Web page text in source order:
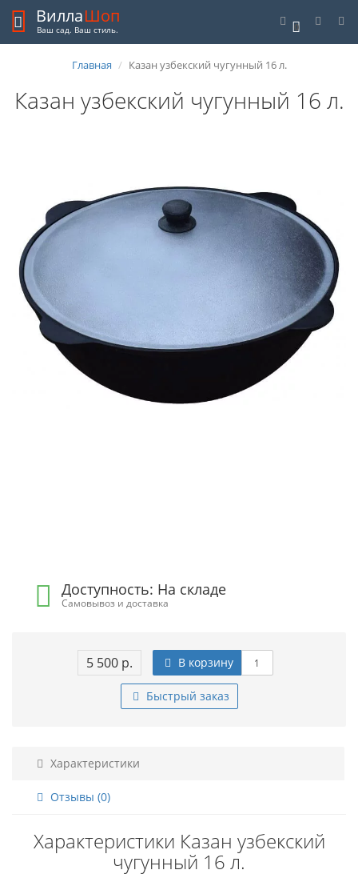
0
ВиллаШоп
Ваш сад. Ваш стиль.
Главная Казан узбекский чугунный 16 л.
Казан узбекский чугунный 16 л.
Доступность: На складе
Самовывоз и доставка
5 500 р. В корзину
Быстрый заказ
Характеристики
Отзывы (0)
Характеристики Казан узбекский
чугунный 16 л.